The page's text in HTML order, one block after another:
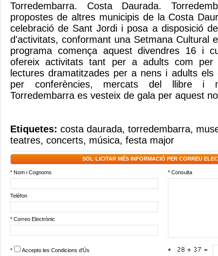
Torredembarra. Costa Daurada.
propostes de altres municipis de la Costa
celebració de Sant Jordi i posa a disposició
d'activitats, conformant una Setmana Cultural
programa comença aquest divendres 16 i
ofereix activitats tant per a adults com
lectures dramatitzades per a nens i adults
per conferències, mercats del llibre i
Torredembarra es vesteix de gala per aquest
Etiquetes: costa daurada, torredembarra,
teatres, concerts, música, festa major
SOL·LICITAR MÉS INFORMACIÓ PER CORREU
* Nom i Cognoms * Consulta
Telèfon
* Correo Electrònic
* Accepto les Condicions d'Ús *